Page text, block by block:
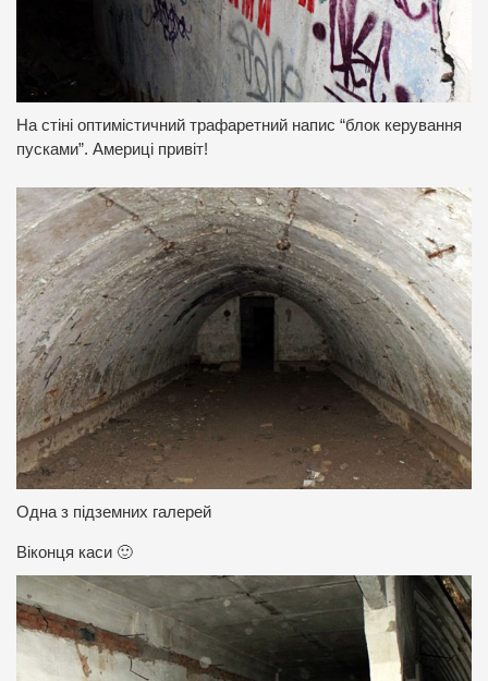
На стіні оптимістичний трафаретний напис “блок керування
пусками”. Америці привіт!
Одна з підземних галерей
Віконця каси 🙂